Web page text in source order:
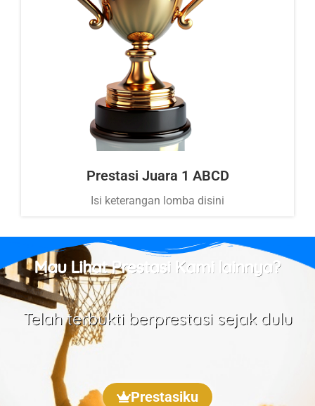
Prestasi Juara 1 ABCD
Isi keterangan lomba disini
Mau Lihat Prestasi Kami lainnya?
Telah terbukti berprestasi sejak dulu
Prestasiku